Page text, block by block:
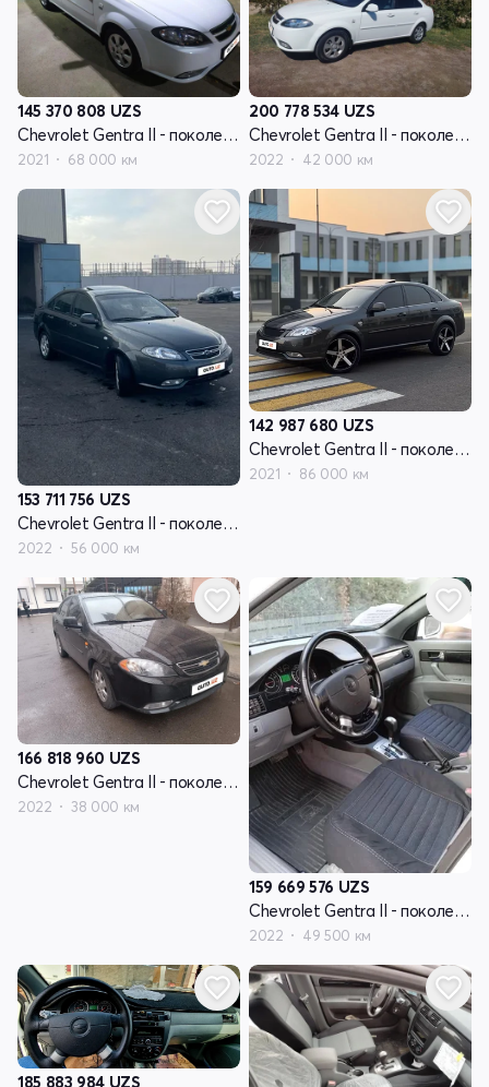
145 370 808 UZS
Chevrolet Gentra II - поколение
2021 68 000 км
200 778 534 UZS
Chevrolet Gentra II - поколение
2022 42 000 км
153 711 756 UZS
Chevrolet Gentra II - поколение
2022 56 000 км
142 987 680 UZS
Chevrolet Gentra II - поколение
2021 86 000 км
166 818 960 UZS
Chevrolet Gentra II - поколение
2022 38 000 км
159 669 576 UZS
Chevrolet Gentra II - поколение
2022 49 500 км
185 883 984 UZS